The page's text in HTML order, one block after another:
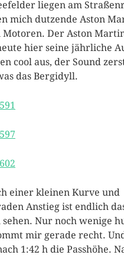
liegen am
mich dutzende Aston
Motoren. Der Aston
hier seine jährliche
cool aus, der Sound
das Bergidyll.
einer kleinen Kurve und
Anstieg ist endlich
sehen. Nur noch wenige
mir gerade recht.
1:42 h die Passhöhe.